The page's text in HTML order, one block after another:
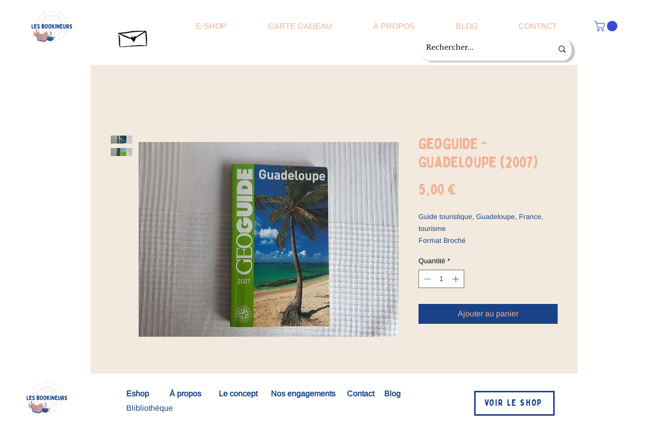
E-SHOP CARTE CADEAU À PROPOS BLOG CONTACT
Geoguide -
Guadeloupe (2007)
5,00 €
Guide touristique, Guadeloupe, France,
tourisme
Format Broché
Quantité *
Ajouter au panier
Eshop À propos Le concept
Nos engagements
Blibliothèque
Contact Blog
VOIR LE SHOP